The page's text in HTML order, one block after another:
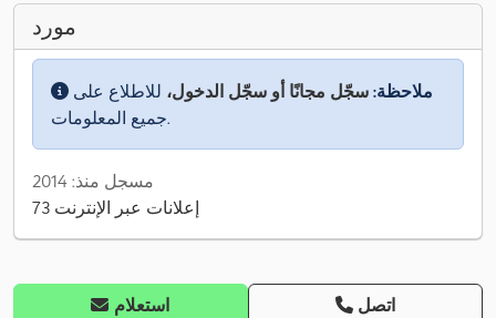
مورد
ملاحظة: سجّل مجانًا أو سجّل الدخول، للاطلاع على
جميع المعلومات.
مسجل منذ: 2014
73 إعلانات عبر الإنترنت
استعلام اتصل